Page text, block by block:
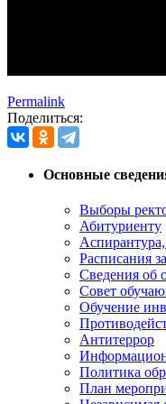
Permalink
Поделиться:
Основные
Выборы
Абитуриенту
Аспирантура,
Расписания
Сведения об
Совет
Обучение
Антитеррор
Политика
План